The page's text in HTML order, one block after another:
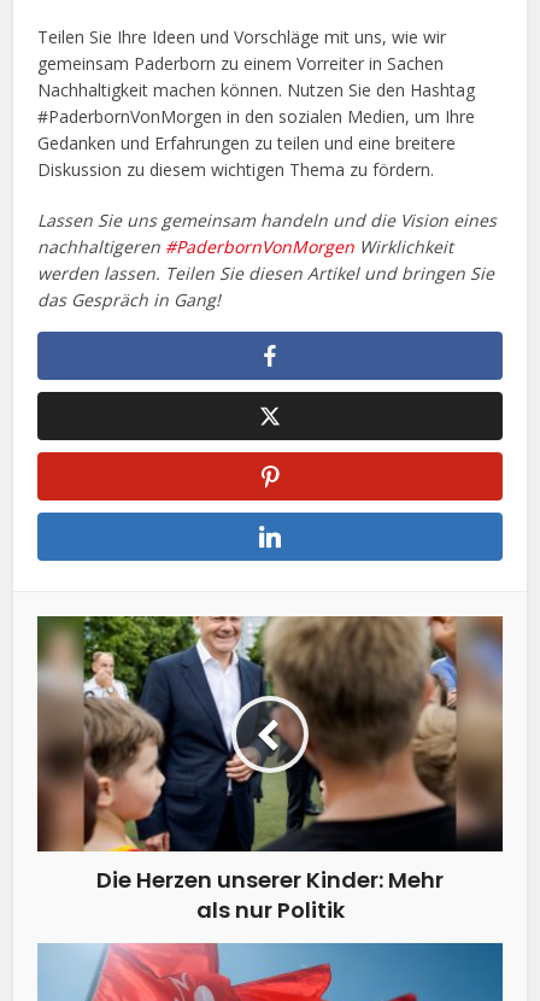
Teilen Sie Ihre Ideen und Vorschläge mit uns, wie wir
gemeinsam Paderborn zu einem Vorreiter in Sachen
Nachhaltigkeit machen können. Nutzen Sie den Hashtag
#PaderbornVonMorgen in den sozialen Medien, um Ihre
Gedanken und Erfahrungen zu teilen und eine breitere
Diskussion zu diesem wichtigen Thema zu fördern.
Lassen Sie uns gemeinsam handeln und die Vision eines
nachhaltigeren #PaderbornVonMorgen Wirklichkeit
werden lassen. Teilen Sie diesen Artikel und bringen Sie
das Gespräch in Gang!
Die Herzen unserer Kinder: Mehr
als nur Politik